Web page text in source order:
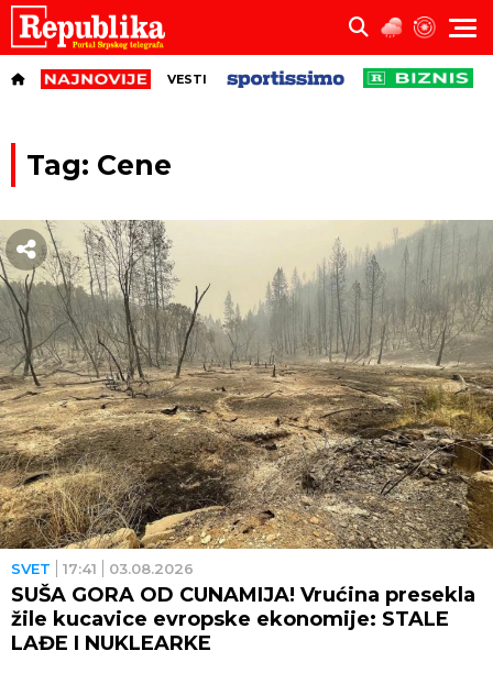
VESTI
Tag: Cene
SVET 17:41 03.08.2026
SUŠA GORA OD CUNAMIJA! Vrućina presekla
žile kucavice evropske ekonomije: STALE
LAĐE I NUKLEARKE